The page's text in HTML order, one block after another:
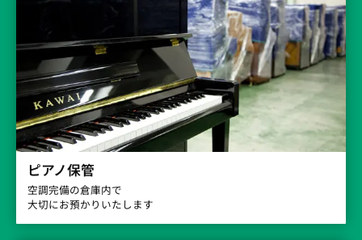
ピアノ保管
空調完備の倉庫内で
大切にお預かりいたします